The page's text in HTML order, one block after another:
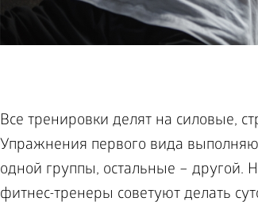
Все тренировки делят на силовые,
Упражнения первого вида
одной группы, остальные – другой.
фитнес-тренеры советуют делать